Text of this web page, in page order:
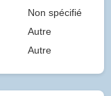
Non spécifié
Autre
Autre